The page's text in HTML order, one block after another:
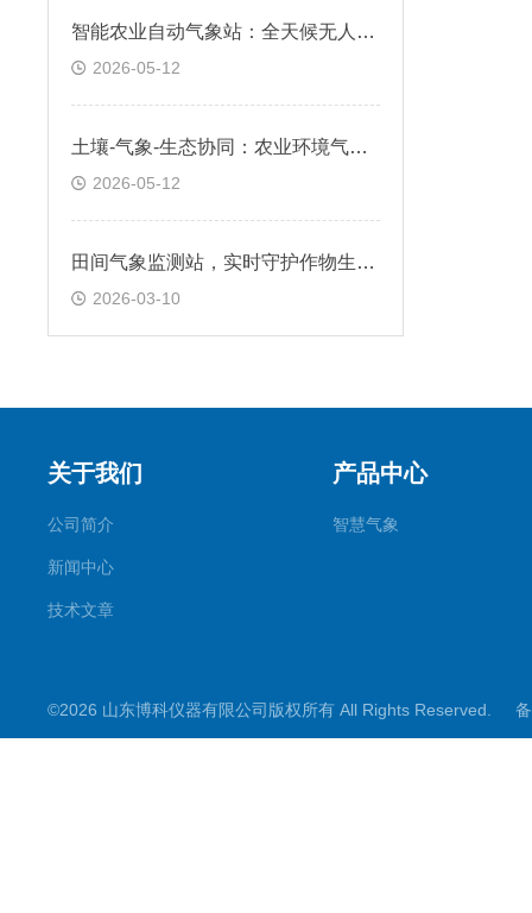
智能农业自动气象站：全天候无人值守，精准采集农田气候数据
2026-05-12
土壤-气象-生态协同：农业环境气象站，支持可持续农业实践
2026-05-12
田间气象监测站，实时守护作物生长环境
2026-03-10
关于我们
公司简介
新闻中心
技术文章
产品中心
智慧气象
©2026 山东博科仪器有限公司版权所有 All Rights Reserved.